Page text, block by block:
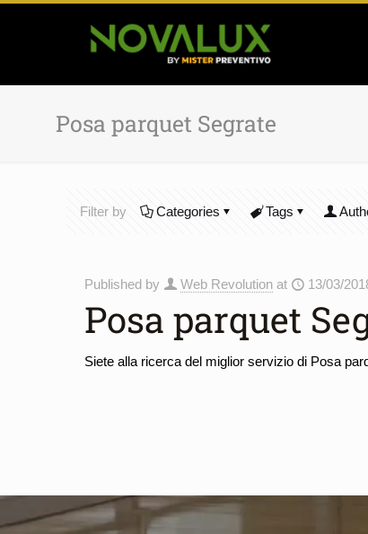
Posa parquet Segrate
Filter by Categories Tags
Published by Web Revolution at 13/03/
Posa parquet
Siete alla ricerca del miglior servizio di Posa